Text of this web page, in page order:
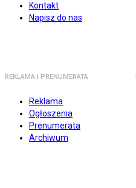
Kontakt
Napisz do nas
REKLAMA I PRENUMERATA
Reklama
Ogłoszenia
Prenumerata
Archiwum